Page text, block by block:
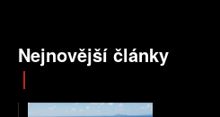
Nejnovější články